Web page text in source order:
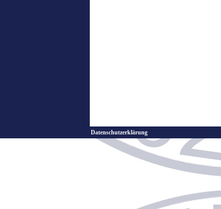
Datenschutzerklärung